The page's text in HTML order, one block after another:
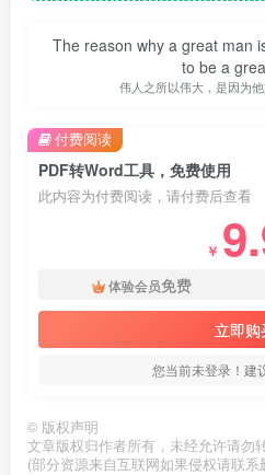
The reason why a great man
to be a
伟人之所以伟大，是因为
PDF转Word工具，免费使用
此内容为付费阅读，请付费后查看
￥
体验会员免费
立即购
您当前未登录！建
付费阅读
© 版权声明
文章版权归作者所有，未经允许请勿转
(部分资源来自互联网如果侵权请联系